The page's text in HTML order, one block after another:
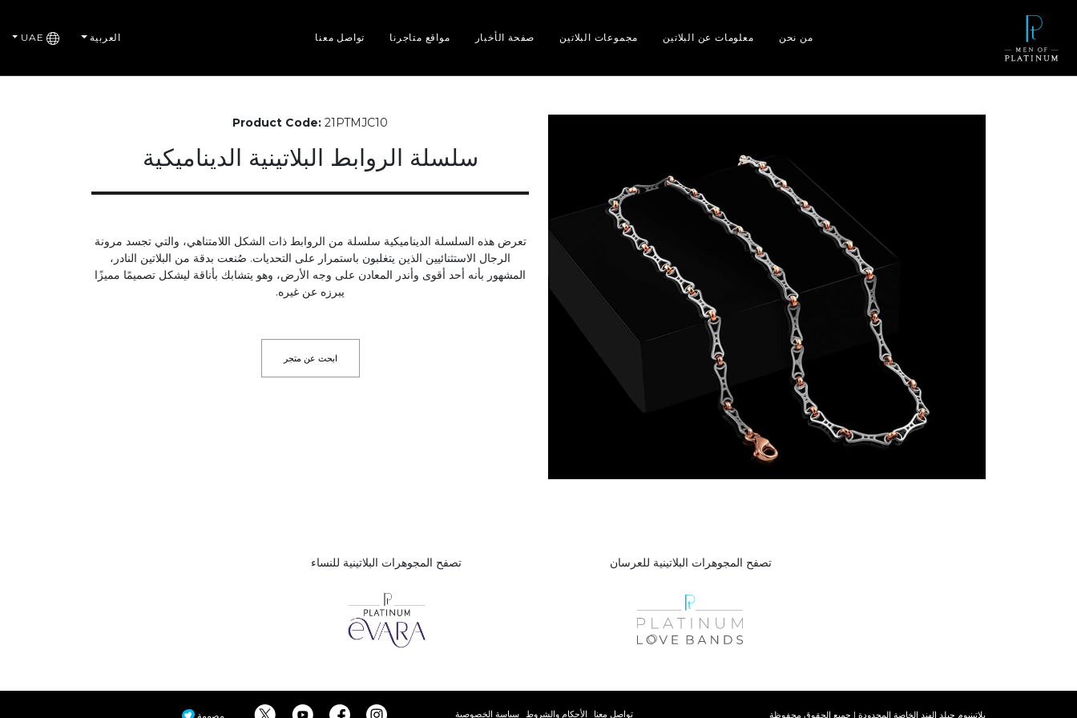
من نحن معلومات عن البلاتين مجموعات البلاتين صفحة الأخبار مواقع متاجرنا تواصل معنا العربية UAE
Product Code: 21PTMJC10
سلسلة الروابط البلاتينية الديناميكية
تعرض هذه السلسلة الديناميكية سلسلة من الروابط ذات الشكل اللامتناهي، والتي تجسد مرونة
الرجال الاستثنائيين الذين يتغلبون باستمرار على التحديات. صُنعت بدقة من البلاتين النادر،
المشهور بأنه أحد أقوى وأندر المعادن على وجه الأرض، وهو يتشابك بأناقة ليشكل تصميمًا مميزًا
يبرزه عن غيره.
ابحث عن متجر
تصفح المجوهرات البلاتينية للعرسان تصفح المجوهرات البلاتينية للنساء
بلاتينيوم جيلد الهند الخاصة المحدودة | جميع الحقوق محفوظة تواصل معنا الأحكام والشروط سياسة الخصوصية مصممة